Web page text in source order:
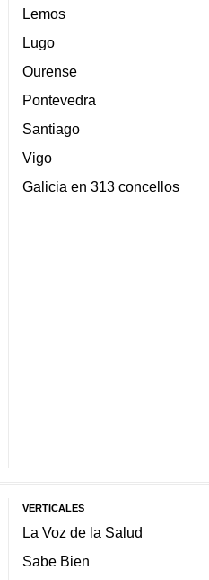
Lemos
Lugo
Ourense
Pontevedra
Santiago
Vigo
Galicia en 313 concellos
VERTICALES
La Voz de la Salud
Sabe Bien